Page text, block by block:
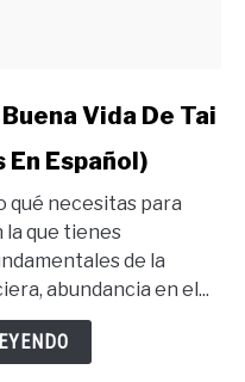
Vida De Tai
Español)
qué necesitas para
la que tienes
de la
abundancia en el...